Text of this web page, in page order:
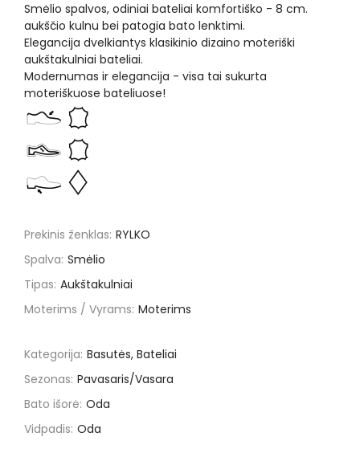
Smėlio spalvos, odiniai bateliai komfortiško - 8 cm.
aukščio kulnu bei patogia bato lenktimi.
Elegancija dvelkiantys klasikinio dizaino moteriški
aukštakulniai bateliai.
Modernumas ir elegancija - visa tai sukurta
moteriškuose bateliuose!
Prekinis ženklas: RYLKO
Spalva: Smėlio
Tipas: Aukštakulniai
Moterims / Vyrams: Moterims
Kategorija: Basutės, Bateliai
Sezonas: Pavasaris/Vasara
Bato išorė: Oda
Vidpadis: Oda